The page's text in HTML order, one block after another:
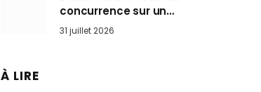
concurrence sur un
marché où personne ne
l’attendait
31 juillet 2026
À LIRE